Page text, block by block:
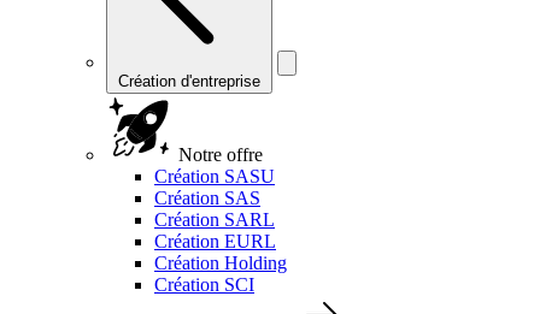
Création d'entreprise
Notre offre
Création SASU
Création SAS
Création SARL
Création EURL
Création Holding
Création SCI